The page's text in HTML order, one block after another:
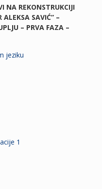
NA REKONSTRUKCIJI
ALEKSA SAVIĆ” –
– PRVA FAZA –
jeziku
1